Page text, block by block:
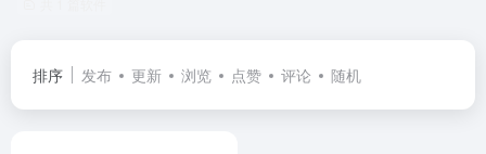
排序 发布 更新 浏览 点赞 评论 随机